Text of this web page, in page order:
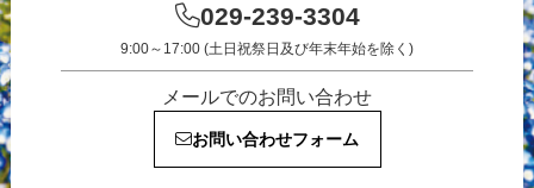
でインドネシア語で整備した農園の事例
外国人IT人材の採用から定着まで｜つくば発IT企業
が築いた受入体制の全体像
外国人材の採用の取り組みにおける事例
029-239-3304
9:00～17:00 (土日祝祭日及び年末年始を除く)
メールでのお問い合わせ
お問い合わせフォーム